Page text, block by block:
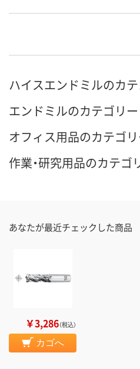
カゴへ
ハイスエンドミルのカ
エンドミルのカテゴリー
オフィス用品のカテゴ
作業・研究用品のカテゴ
あなたが最近チェックした商品
￥3,286（税込）
カゴへ